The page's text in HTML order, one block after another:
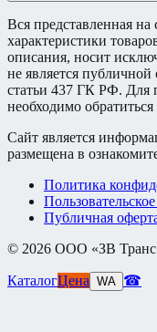
Вся представленная
характеристики
описания, носит
не является
статьи 437 ГК РФ. Для
необходимо
Сайт является
размещена в
Политика
Публичная
© 2026 ООО «ЗВ
КаталогЦена WA ☎